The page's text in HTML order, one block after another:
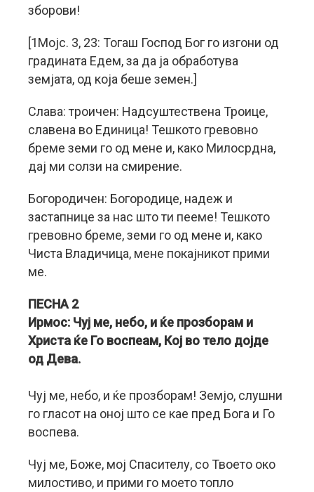
зборови!
[1Мојс. 3, 23: Тогаш Господ Бог го изгони од
градината Едем, за да ја обработува
земјата, од која беше земен.]
Слава: троичен: Надсуштествена Троице,
славена во Единица! Тешкото гревовно
бреме земи го од мене и, како Милосрдна,
дај ми солзи на смирение.
Богородичен: Богородице, надеж и
застапнице за нас што ти пееме! Тешкото
гревовно бреме, земи го од мене и, како
Чиста Владичица, мене покајникот прими
ме.
ПЕСНА 2
Ирмос: Чуј ме, небо, и ќе прозборам и
Христа ќе Го воспеам, Кој во тело дојде
од Дева.
Чуј ме, небо, и ќе прозборам! Земјо, слушни
го гласот на оној што се кае пред Бога и Го
воспева.
Чуј ме, Боже, мој Спасителу, со Твоето око
милостиво, и прими го моето топло